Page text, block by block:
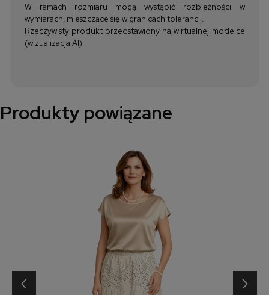
W ramach rozmiaru mogą wystąpić rozbieżności w
wymiarach, mieszczące się w granicach tolerancji.
Rzeczywisty produkt przedstawiony na wirtualnej modelce
(wizualizacja AI)
Produkty powiązane
‹ ›